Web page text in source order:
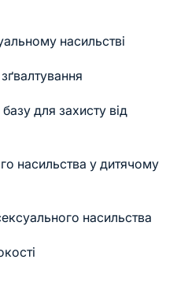
насильстві
для захисту від
насильства у дитячому
насильства